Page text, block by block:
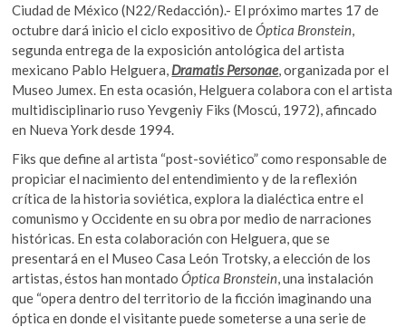
Ciudad de México (N22/Redacción).- El próximo martes 17 de
octubre dará inicio el ciclo expositivo deÓptica Bronstein,
segunda entrega de la exposición antológica del artista
mexicano Pablo Helguera, Dramatis Personae, organizada por el
Museo Jumex. En esta ocasión, Helguera colabora con el artista
multidisciplinario ruso Yevgeniy Fiks (Moscú, 1972), afincado
en Nueva York desde 1994.
Fiks que define al artista “post-soviético” como responsable de
propiciar el nacimiento del entendimiento y de la reflexión
crítica de la historia soviética, explora la dialéctica entre el
comunismo y Occidente en su obra por medio de narraciones
históricas. En esta colaboración con Helguera, que se
presentará en el Museo Casa León Trotsky, a elección de los
artistas, éstos han montadoÓptica Bronstein, una instalación
que “opera dentro del territorio de la ficción imaginando una
óptica en donde el visitante puede someterse a una serie de